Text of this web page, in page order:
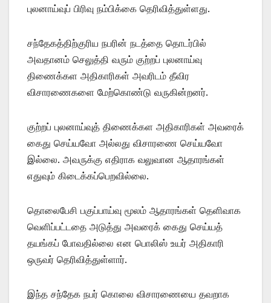
புலனாய்வுப் பிரிவு நம்பிக்கை தெரிவித்துள்ளது.
சந்தேகத்திற்குரிய நபரின் நடத்தை தொடர்பில்
அவதானம் செலுத்தி வரும் குற்றப் புலனாய்வு
திணைக்கள அதிகாரிகள் அவரிடம் தீவிர
விசாரணைகளை மேற்கொண்டு வருகின்றனர்.
குற்றப் புலனாய்வுத் திணைக்கள அதிகாரிகள் அவரைக்
கைது செய்யவோ அல்லது விசாரணை செய்யவோ
இல்லை. அவருக்கு எதிராக வலுவான ஆதாரங்கள்
எதுவும் கிடைக்கப்பெறவில்லை.
தொலைபேசி பகுப்பாய்வு மூலம் ஆதாரங்கள் தெளிவாக
வெளிப்பட்டதை அடுத்து அவரைக் கைது செய்யத்
தயங்கப் போவதில்லை என பொலிஸ் உயர் அதிகாரி
ஒருவர் தெரிவித்துள்ளார்.
இந்த சந்தேக நபர் கொலை விசாரணையை தவறாக